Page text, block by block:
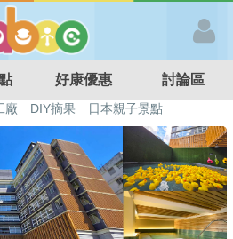
好康優惠 討論區
廠 DIY摘果
日本親子景點
北親子餐廳 溫泉泡湯SPA